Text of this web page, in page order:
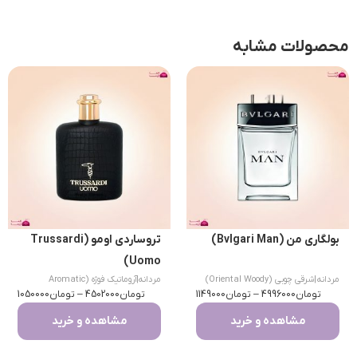
محصولات مشابه
بولگاری من (Bvlgari Man)
مردانه شرقی چوبی (Oriental Woody)
تومان4996000
– تومان1149000
مشاهده و خرید
تروساردی اومو (Trussardi
Uomo)
مردانه|
آروماتیک فوژه (Aromatic
Fougere)
تومان4502000
– تومان1050000
مشاهده و خرید